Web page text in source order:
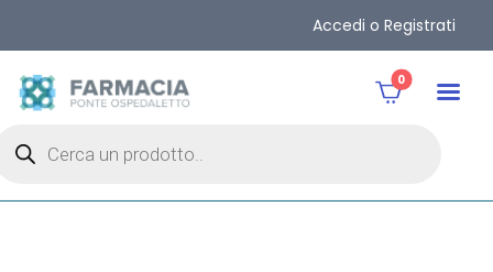
Accedi o Registrati
0